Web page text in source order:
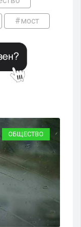
#мост
ОБЩЕСТВО